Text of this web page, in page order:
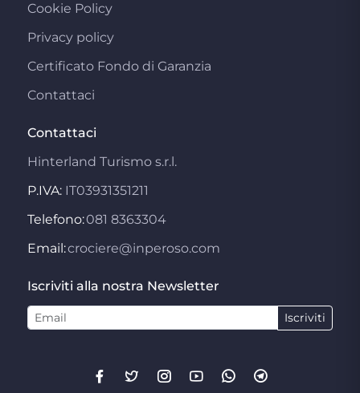
Cookie Policy
Privacy policy
Certificato Fondo di Garanzia
Contattaci
Contattaci
Hinterland Turismo s.r.l.
P.IVA: IT03931351211
Telefono:081 8363304
Email:crociere@inperoso.com
Iscriviti alla nostra Newsletter
Iscriviti